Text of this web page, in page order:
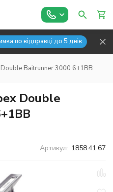
по відправці до 5 днів
Baitrunner 3000 6+1BB
Double
Артикул: 1858.41.67